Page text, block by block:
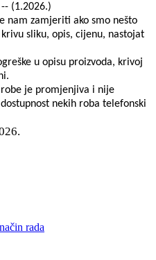
-- (1.2026.)
nam zamjeriti ako smo nešto
sliku, opis, cijenu, nastojat
u opisu proizvoda, krivoj
je promjenjiva i nije
nekih roba telefonski
rada